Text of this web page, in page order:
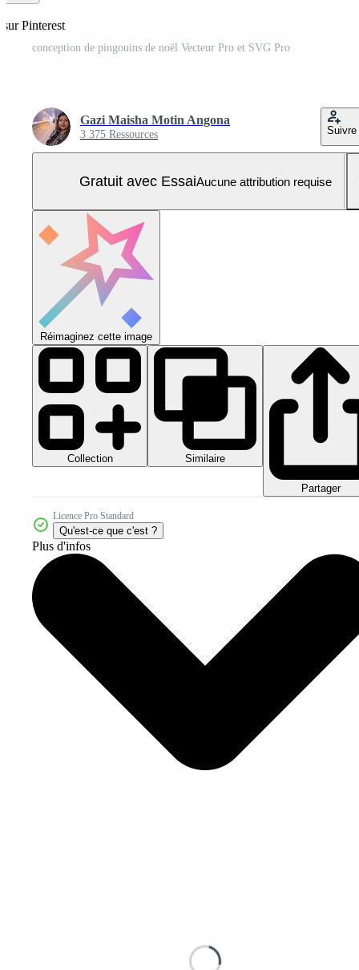
sur Pinterest
conception de pingouins de noël Vecteur Pro et SVG Pro
Gazi Maisha Motin Angona
3 375 Ressources Suivre
Gratuit avec EssaiAucune attribution requise
Réimaginez cette image
Collection Similaire
Partager
Licence Pro Standard
Qu'est-ce que c'est ?
Plus d'infos